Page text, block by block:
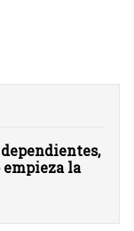
empieza la